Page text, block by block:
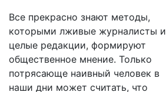
Все прекрасно знают методы,
которыми лживые журналисты и
целые редакции, формируют
общественное мнение. Только
потрясающе наивный человек в
наши дни может считать, что